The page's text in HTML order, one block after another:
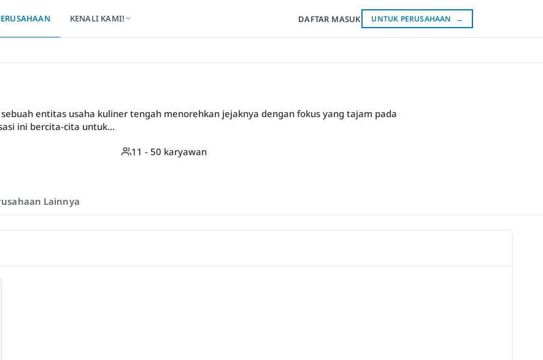
KENALI KAMI! DAFTAR MASUK UNTUK PERUSAHAAN →
entitas usaha kuliner tengah menorehkan jejaknya dengan fokus yang tajam pada
ini bercita-cita untuk...
11 - 50 karyawan
Lainnya